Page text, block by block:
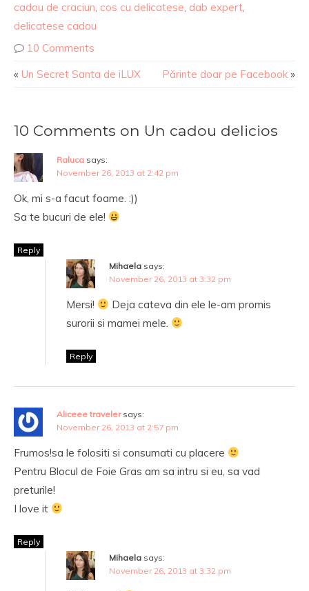
cadou de craciun, cos cu delicatese, dab expert,
delicatese cadou
10 Comments
« Un Secret Santa de iLUX Părinte doar pe Facebook »
10 Comments on Un cadou delicios
Raluca says:
November 26, 2013 at 2:42 pm
Ok, mi s-a facut foame. :))
Sa te bucuri de ele!
Reply
Mihaela says:
November 26, 2013 at 3:32 pm
Mersi!
Deja cateva din ele le-am promis
surorii si mamei mele.
Reply
Aliceee traveler says:
November 26, 2013 at 2:57 pm
Frumos!sa le folositi si consumati cu placere
Pentru Blocul de Foie Gras am sa intru si eu, sa vad
preturile!
I love it
Reply
Mihaela says:
November 26, 2013 at 3:32 pm